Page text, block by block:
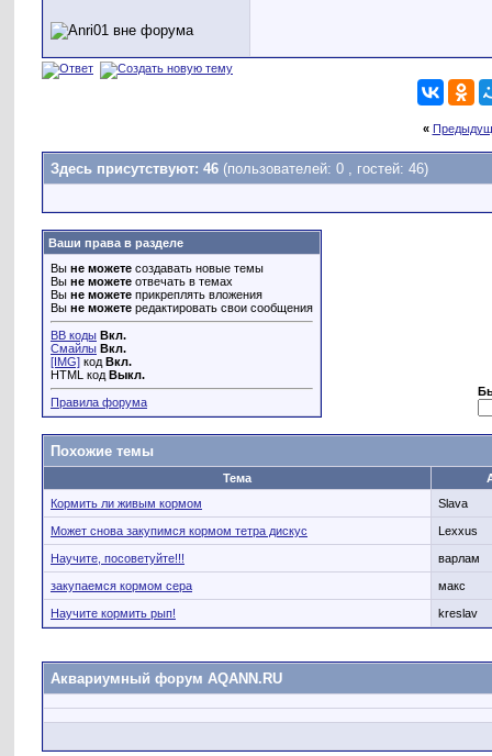
«
Здесь присутствуют: 46 (пользователей: 0 , гостей: 46)
Ваши права в разделе
Вы не можете создавать новые темы
Вы не можете отвечать в темах
Вы не можете прикреплять вложения
Вы не можете редактировать свои сообщения
BB коды Вкл.
Смайлы Вкл.
[IMG] код Вкл.
HTML код Выкл.
Правила форума
Похожие темы
Тема
Кормить ли живым кормом
Slava
Может снова закупимся кормом тетра дискус Lexxus
Научите, посоветуйте!!! варлам
закупаемся кормом сера макс
Научите кормить рып! kreslav
Аквариумный форум AQANN.RU